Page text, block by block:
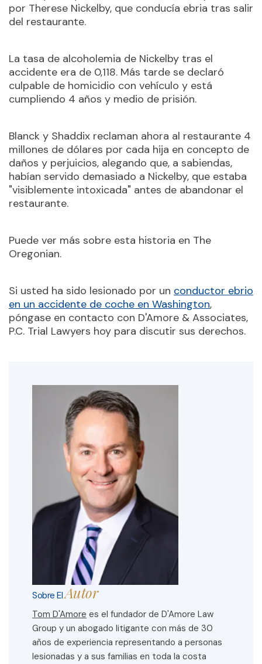
por Therese Nickelby, que conducía ebria tras salir
del restaurante.
La tasa de alcoholemia de Nickelby tras el
accidente era de 0,118. Más tarde se declaró
culpable de homicidio con vehículo y está
cumpliendo 4 años y medio de prisión.
Blanck y Shaddix reclaman ahora al restaurante 4
millones de dólares por cada hija en concepto de
daños y perjuicios, alegando que, a sabiendas,
habían servido demasiado a Nickelby, que estaba
"visiblemente intoxicada" antes de abandonar el
restaurante.
Puede ver más sobre esta historia en The
Oregonian.
Si usted ha sido lesionado por un conductor ebrio
en un accidente de coche en Washington,
póngase en contacto con D'Amore & Associates,
P.C. Trial Lawyers hoy para discutir sus derechos.
Sobre ElAutor
Tom D'Amore es el fundador de D'Amore Law
Group y un abogado litigante con más de 30
años de experiencia representando a personas
lesionadas y a sus familias en toda la costa